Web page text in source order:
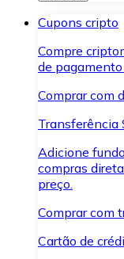
Cupons cripto
Compre
de
Comprar com
Transferência
Adicione
compras
preço.
Comprar com
Cartão de